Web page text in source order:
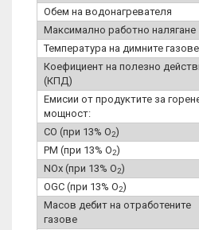
Обем на водонагревателя
Максимално работно налягане
Температура на димните газове
Коефициент на полезно
(КПД)
Емисии от продуктите за
мощност:
CO (при 13% O2)
PM (при 13% O2)
NOx (при 13% O2)
OGC (при 13% O2)
Масов дебит на отработените
газове